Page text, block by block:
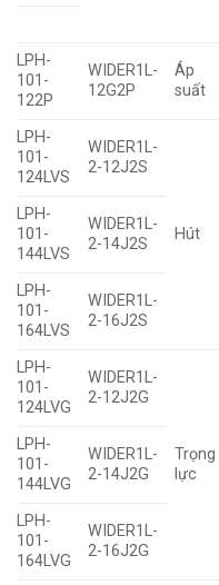
LPH-
101-
122P
WIDER1L-
12G2P
Áp
suất
LPH-
101-
124LVS
WIDER1L-
2-12J2S
Hút
LPH-
101-
144LVS
WIDER1L-
2-14J2S
LPH-
101-
164LVS
WIDER1L-
2-16J2S
LPH-
101-
124LVG
WIDER1L-
2-12J2G
Trọng
lực
LPH-
101-
144LVG
WIDER1L-
2-14J2G
LPH-
101-
164LVG
WIDER1L-
2-16J2G